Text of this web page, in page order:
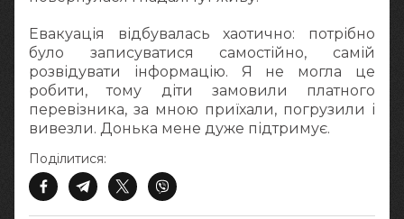
Евакуація відбувалась хаотично: потрібно
було записуватися самостійно, самій
розвідувати інформацію. Я не могла це
робити, тому діти замовили платного
перевізника, за мною приїхали, погрузили і
вивезли. Донька мене дуже підтримує.
Поділитися: